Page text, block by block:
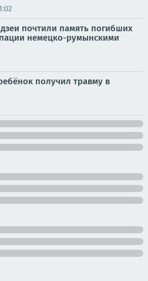
почтили память погибших
немецко-румынскими
получил травму в